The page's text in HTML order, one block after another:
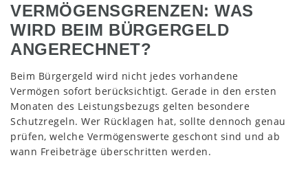
VERMÖGENSGRENZEN: WAS
WIRD BEIM BÜRGERGELD
ANGERECHNET?
Beim Bürgergeld wird nicht jedes vorhandene
Vermögen sofort berücksichtigt. Gerade in den ersten
Monaten des Leistungsbezugs gelten besondere
Schutzregeln. Wer Rücklagen hat, sollte dennoch genau
prüfen, welche Vermögenswerte geschont sind und ab
wann Freibeträge überschritten werden.